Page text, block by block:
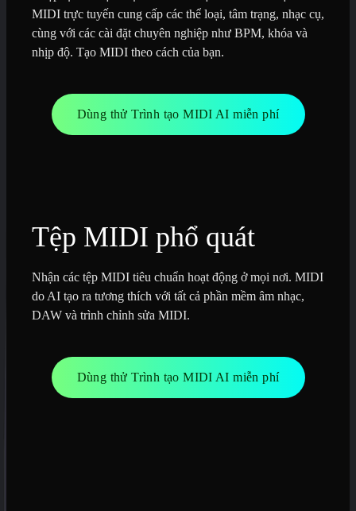
MIDI trực tuyến cung cấp các thể loại, tâm trạng, nhạc cụ,
cùng với các cài đặt chuyên nghiệp như BPM, khóa và
nhịp độ. Tạo MIDI theo cách của bạn.
Dùng thử Trình tạo MIDI AI miễn phí
Tệp MIDI phổ quát
Nhận các tệp MIDI tiêu chuẩn hoạt động ở mọi nơi. MIDI
do AI tạo ra tương thích với tất cả phần mềm âm nhạc,
DAW và trình chỉnh sửa MIDI.
Dùng thử Trình tạo MIDI AI miễn phí